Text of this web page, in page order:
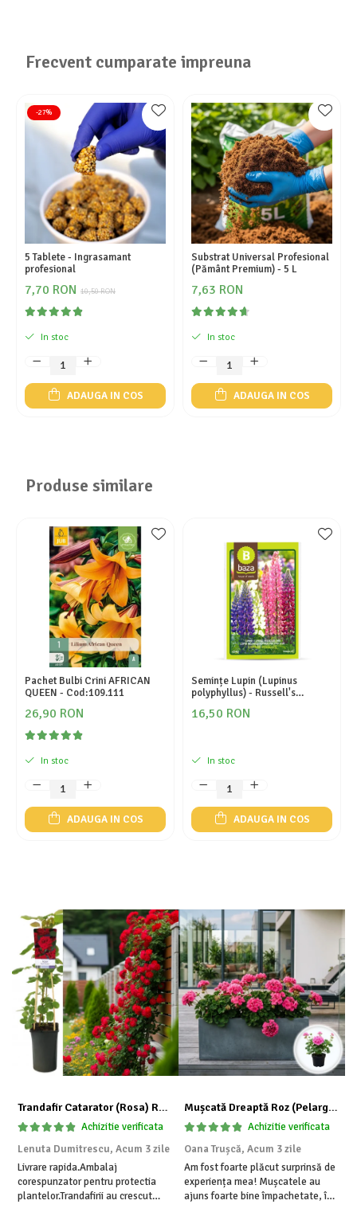
Frecvent cumparate impreuna
-27%
5 Tablete - Ingrasamant
profesional
10,50 RON
7,70 RON
In stoc
ADAUGA IN COS
Substrat Universal Profesional
(Pământ Premium) - 5 L
7,63 RON
In stoc
ADAUGA IN COS
Produse similare
Pachet Bulbi Crini AFRICAN
QUEEN - Cod:109.111
26,90 RON
In stoc
ADAUGA IN COS
Semințe Lupin (Lupinus
polyphyllus) - Russell's
16,50 RON
In stoc
ADAUGA IN COS
Trandafir Catarator (Rosa) Red Climber - 75cm
Achizitie verificata
Lenuta Dumitrescu, Acum 3 zile
Livrare rapida.Ambalaj
corespunzator pentru protectia
plantelor.Trandafirii au crescut
Mușcată Dreaptă Roz (Pelargonium Zonale)
Achizitie verificata
Oana Trușcă, Acum 3 zile
Am fost foarte plăcut surprinsă de
experiența mea! Mușcatele au
ajuns foarte bine împachetate, în